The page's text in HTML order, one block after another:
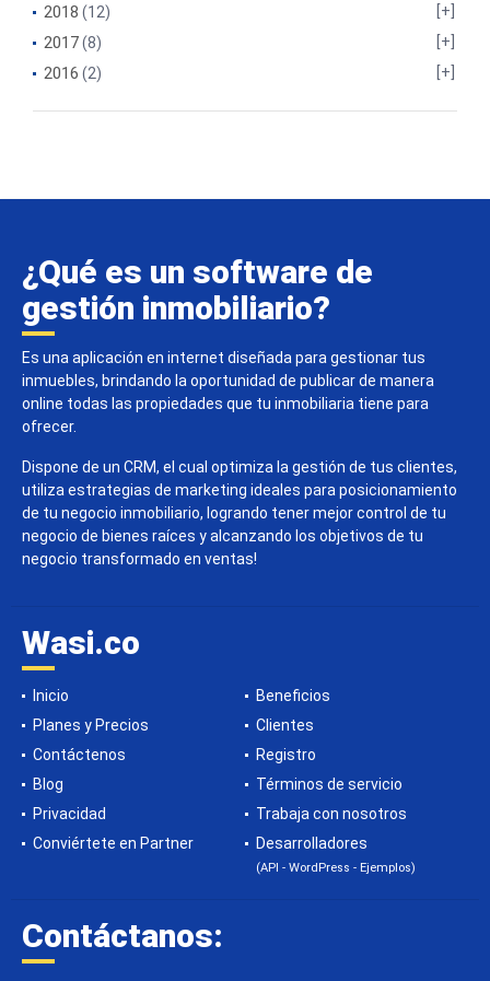
2018 (12)
2017(8)
2016 (2)
¿Qué es un software de
gestión inmobiliario?
Es una aplicación en internet diseñada para gestionar tus
inmuebles, brindando la oportunidad de publicar de manera
online todas las propiedades que tu inmobiliaria tiene para
ofrecer.
Dispone de un CRM, el cual optimiza la gestión de tus clientes,
utiliza estrategias de marketing ideales para posicionamiento
de tu negocio inmobiliario, logrando tener mejor control de tu
negocio de bienes raíces y alcanzando los objetivos de tu
negocio transformado en ventas!
Wasi.co
Inicio
Beneficios
Planes y Precios
Clientes
Contáctenos
Registro
Blog
Términos de servicio
Privacidad
Trabaja con nosotros
Conviértete en Partner
Desarrolladores
(API - WordPress - Ejemplos)
Contáctanos: